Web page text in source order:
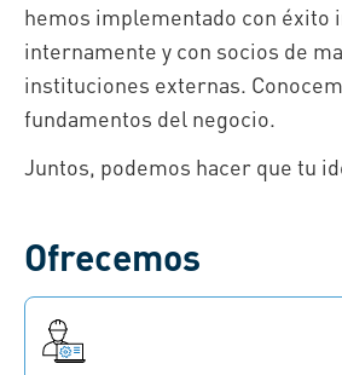
hemos implementado con éxito
internamente y con socios de
instituciones externas.
fundamentos del negocio.
Juntos, podemos hacer que tu
Ofrecemos